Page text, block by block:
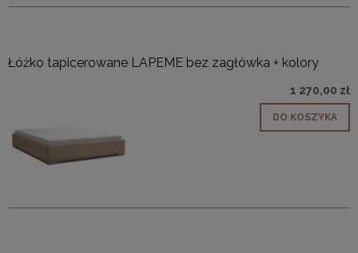
Łóżko tapicerowane LAPEME bez zagłówka + kolory
1 270,00 zł
DO KOSZYKA